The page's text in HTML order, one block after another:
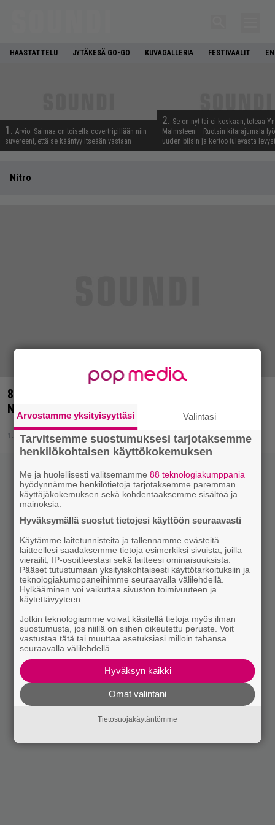
HAASTATTELU JYTÄKESÄ GO-GO KUVAGALLERIA FESTIVAALIT
1. Arvio: Saimaa on toisella covertripillään niin
suvereeni, että se kääntyy itseään vastaan
2. Se on nyt tai ei koskaan, toteaa
Malmsteen – Ruotsin kitarajumala
uuden biisin ja kertoo tulevasta
Nitro
80-luvun yliampuvin glam-bändi tekee paluun –
Nitron rumpalina yllättävä nimi!
1.12.2016 16:45 Mirko Siikaluoma
Arvostamme yksityisyyttäsi Valintasi
Tarvitsemme suostumuksesi tarjotaksemme
henkilökohtaisen käyttökokemuksen
Me ja huolellisesti valitsemamme88 teknologiakumppania
hyödynnämme henkilötietoja tarjotaksemme paremman
käyttäjäkokemuksen sekä kohdentaaksemme sisältöä ja
mainoksia.
Hyväksymällä suostut tietojesi käyttöön seuraavasti
Käytämme laitetunnisteita ja tallennamme evästeitä
laitteellesi saadaksemme tietoja esimerkiksi sivuista, joilla
vierailit, IP-osoitteestasi sekä laitteesi ominaisuuksista.
Pääset tutustumaan yksityiskohtaisesti käyttötarkoituksiin ja
teknologiakumppaneihimme seuraavalla välilehdellä.
Hylkääminen voi vaikuttaa sivuston toimivuuteen ja
käytettävyyteen.
Jotkin teknologiamme voivat käsitellä tietoja myös ilman
suostumusta, jos niillä on siihen oikeutettu peruste. Voit
vastustaa tätä tai muuttaa asetuksiasi milloin tahansa
seuraavalla välilehdellä.
Hyväksyn kaikki
Omat valintani
Tietosuojakäytäntömme